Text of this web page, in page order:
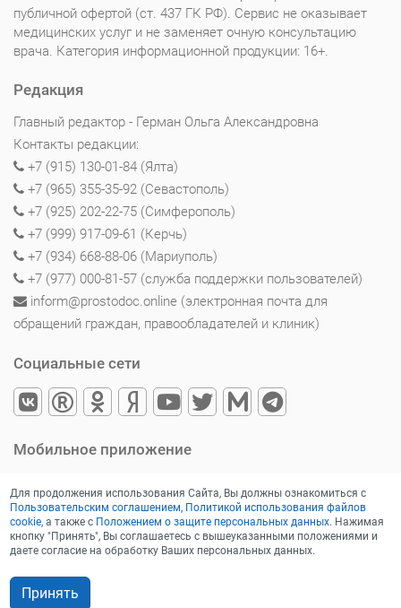
публичной офертой (ст. 437 ГК РФ). Сервис не оказывает
медицинских услуг и не заменяет очную консультацию
врача. Категория информационной продукции: 16+.
Редакция
Главный редактор - Герман Ольга Александровна
Контакты редакции:
+7 (915) 130-01-84 (Ялта)
+7 (965) 355-35-92 (Севастополь)
+7 (925) 202-22-75 (Симферополь)
+7 (999) 917-09-61 (Керчь)
+7 (934) 668-88-06 (Мариуполь)
+7 (977) 000-81-57 (служба поддержки пользователей)
inform@prostodoc.online (электронная почта для
обращений граждан, правообладателей и клиник)
Социальные сети
Мобильное приложение
Для продолжения использования Сайта, Вы должны ознакомиться с
Пользовательским соглашением, Политикой использования файлов
cookie, а также с Положением о защите персональных данных. Нажимая
кнопку "Принять", Вы соглашаетесь с вышеуказанными положениями и
даете согласие на обработку Ваших персональных данных.
Принять